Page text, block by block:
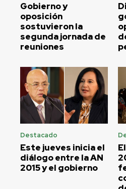
Gobierno y
oposición
sostuvieron la
segunda jornada de
reuniones
Destacado
Este jueves inicia el
diálogo entre la AN
2015 y el gobierno